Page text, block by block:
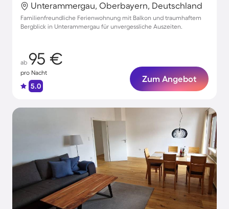
Unterammergau, Oberbayern, Deutschland
Familienfreundliche Ferienwohnung mit Balkon und traumhaftem
Bergblick in Unterammergau für unvergessliche Auszeiten.
ab 95 €
pro Nacht
5.0
Zum Angebot